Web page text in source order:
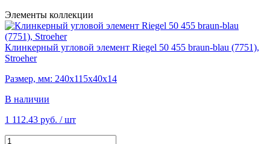
Элементы коллекции
Клинкерный угловой элемент Riegel 50 455 braun-blau (7751),
Stroeher
Размер, мм: 240х115х40х14
В наличии
1 112.43 руб. / шт